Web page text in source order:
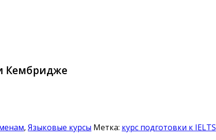
Кембридже
, Языковые курсы Метка: курс подготовки к IELTS